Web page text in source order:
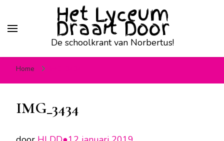
Het Lyceum
Draait Door
De schoolkrant van Norbertus!
Home
IMG_3434